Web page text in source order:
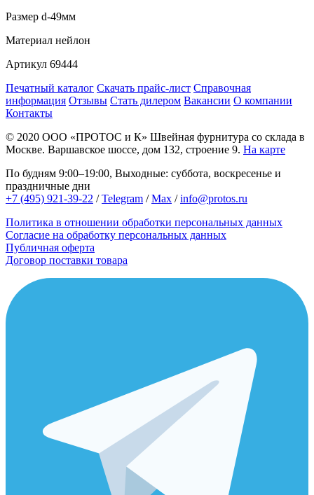
Размер d-49мм
Материал нейлон
Артикул 69444
Печатный каталог Скачать прайс-лист Справочная
информация Отзывы Стать дилером Вакансии О компании
Контакты
© 2020 ООО «ПРОТОС и К» Швейная фурнитура со склада в
Москве. Варшавское шоссе, дом 132, строение 9. На карте
По будням 9:00–19:00, Выходные: суббота, воскресенье и
праздничные дни
+7 (495) 921-39-22 /Telegram /Max /info@protos.ru
Политика в отношении обработки персональных данных
Согласие на обработку персональных данных
Публичная оферта
Договор поставки товара